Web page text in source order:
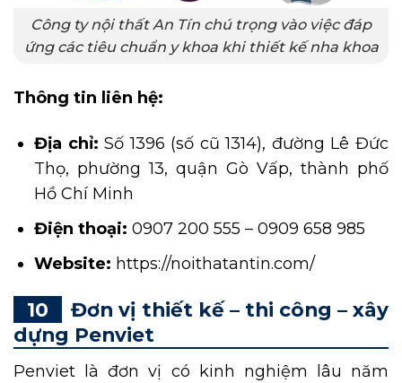
Công ty nội thất An Tín chú trọng vào việc đáp
ứng các tiêu chuẩn y khoa khi thiết kế nha khoa
Thông tin liên hệ:
Địa chỉ: Số 1396 (số cũ 1314), đường Lê Đức
Thọ, phường 13, quận Gò Vấp, thành phố
Hồ Chí Minh
Điện thoại: 0907 200 555 – 0909 658 985
Website: https://noithatantin.com/
Đơn vị thiết kế – thi công – xây
dựng Penviet
Penviet là đơn vị có kinh nghiệm lâu năm